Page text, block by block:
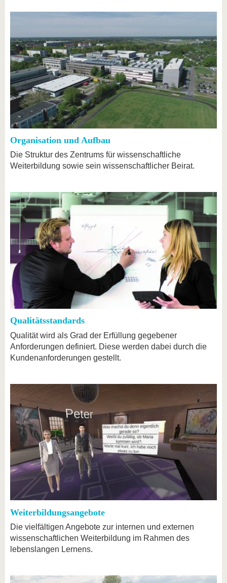
Organisation und Aufbau
Die Struktur des Zentrums für wissenschaftliche
Weiterbildung sowie sein wissenschaftlicher Beirat.
Qualitätsstandards
Qualität wird als Grad der Erfüllung gegebener
Anforderungen definiert. Diese werden dabei durch die
Kundenanforderungen gestellt.
Weiterbildungsangebote
Die vielfältigen Angebote zur internen und externen
wissenschaftlichen Weiterbildung im Rahmen des
lebenslangen Lernens.